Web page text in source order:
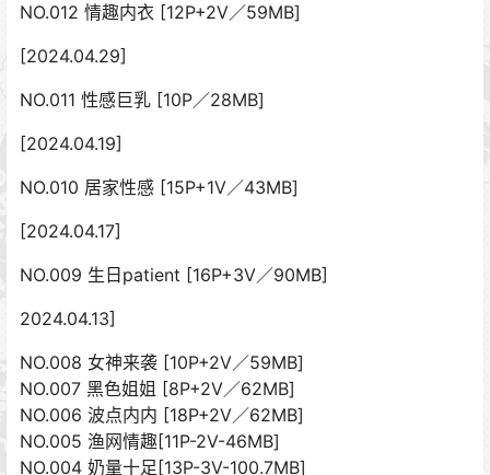
NO.012 情趣内衣 [12P+2V／59MB]
[2024.04.29]
NO.011 性感巨乳 [10P／28MB]
[2024.04.19]
NO.010 居家性感 [15P+1V／43MB]
[2024.04.17]
NO.009 生日patient [16P+3V／90MB]
2024.04.13]
NO.008 女神来袭 [10P+2V／59MB]
NO.007 黑色姐姐 [8P+2V／62MB]
NO.006 波点内内 [18P+2V／62MB]
NO.005 渔网情趣[11P-2V-46MB]
NO.004 奶量十足[13P-3V-100.7MB]